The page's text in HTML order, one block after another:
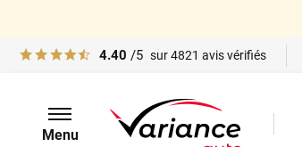
4.40 /5 sur4821 avis vérifiés
Menu